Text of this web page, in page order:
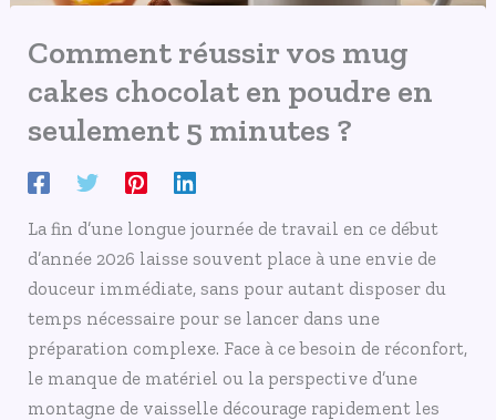
Comment réussir vos mug
cakes chocolat en poudre en
seulement 5 minutes ?
La fin d’une longue journée de travail en ce début
d’année 2026 laisse souvent place à une envie de
douceur immédiate, sans pour autant disposer du
temps nécessaire pour se lancer dans une
préparation complexe. Face à ce besoin de réconfort,
le manque de matériel ou la perspective d’une
montagne de vaisselle décourage rapidement les